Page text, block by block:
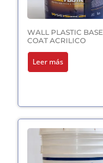
WALL PLASTIC BASE
COAT ACRILICO
Leer más